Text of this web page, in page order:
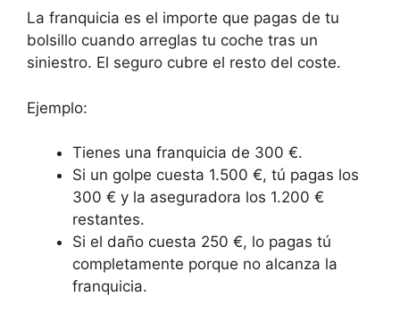
La franquicia es el importe que pagas de tu
bolsillo cuando arreglas tu coche tras un
siniestro. El seguro cubre el resto del coste.
Ejemplo:
Tienes una franquicia de 300 €.
Si un golpe cuesta 1.500 €, tú pagas los
300 € y la aseguradora los 1.200 €
restantes.
Si el daño cuesta 250 €, lo pagas tú
completamente porque no alcanza la
franquicia.